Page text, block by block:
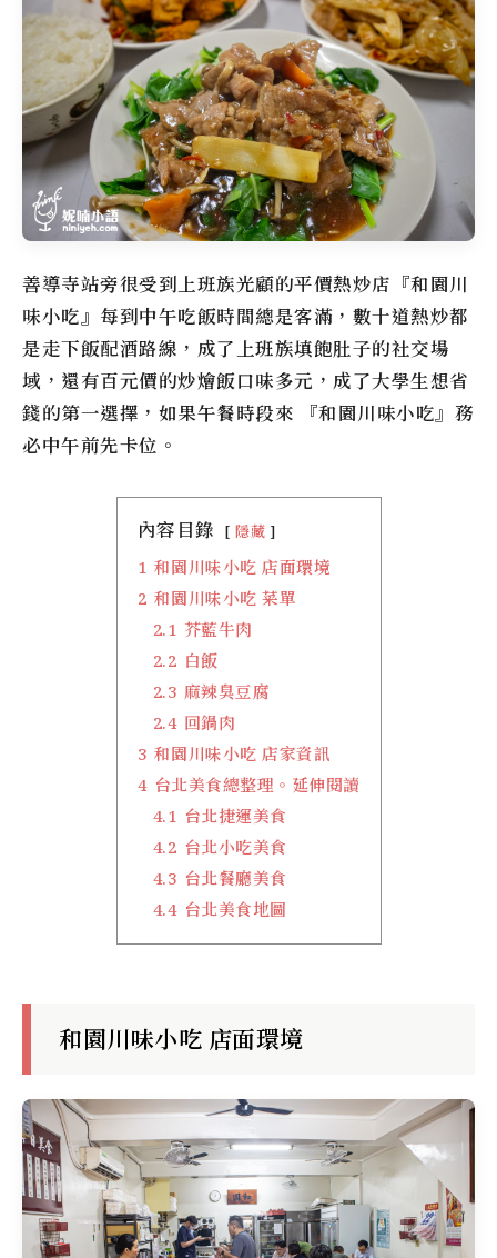
善導寺站旁很受到上班族光顧的平價熱炒店『和園川
味小吃』每到中午吃飯時間總是客滿，數十道熱炒都
是走下飯配酒路線，成了上班族填飽肚子的社交場
域，還有百元價的炒燴飯口味多元，成了大學生想省
錢的第一選擇，如果午餐時段來 『和園川味小吃』務
必中午前先卡位。
內容目錄 隱藏
1 和園川味小吃 店面環境
2 和園川味小吃 菜單
2.1 芥藍牛肉
2.2 白飯
2.3 麻辣臭豆腐
2.4 回鍋肉
3 和園川味小吃 店家資訊
4 台北美食總整理。延伸閱讀
4.1 台北捷運美食
4.2 台北小吃美食
4.3 台北餐廳美食
4.4 台北美食地圖
和園川味小吃 店面環境